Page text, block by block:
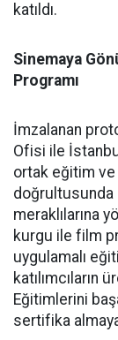
katıldı.
Sinemaya
Programı
İmzalanan
Ofisi ile
ortak eğitim
doğrultusunda
meraklılarına
kurgu ile film
uygulamalı
Eğitimlerini
sertifika